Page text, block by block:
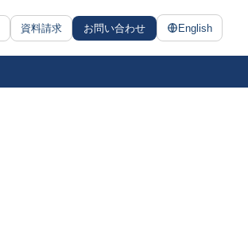
資料請求 お問い合わせ English